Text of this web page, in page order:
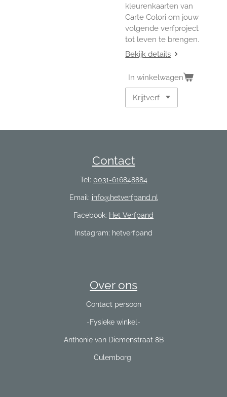
kleurenkaarten van
Carte Colori om jouw
volgende verfproject
tot leven te brengen.
Bekijk details
In winkelwagen
Contact
Tel: 0031-616848884
Email: info@hetverfpand.nl
Facebook: Het Verfpand
Instagram: hetverfpand
Over ons
Contact persoon
-Fysieke winkel-
Anthonie van Diemenstraat 8B
Culemborg